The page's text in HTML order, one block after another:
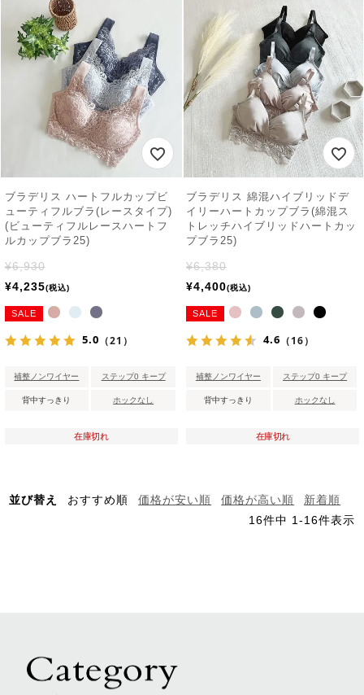
ブラデリス ハートフルカップビ
ューティフルブラ(レースタイプ)
(ビューティフルレースハートフ
ルカップブラ25)
¥6,930
¥4,235 税込
SALE
5.0 （21）
補整ノンワイヤー ステップ0 キープ
背中すっきり ホックなし
在庫切れ
ブラデリス 綿混ハイブリッドデ
イリーハートカップブラ(綿混ス
トレッチハイブリッドハートカッ
プブラ25)
¥6,380
¥4,400 税込
SALE
4.6 （16）
補整ノンワイヤー ステップ0 キープ
背中すっきり ホックなし
在庫切れ
並び替え おすすめ順 価格が安い順 価格が高い順
新着順
16件中 1-16件表示